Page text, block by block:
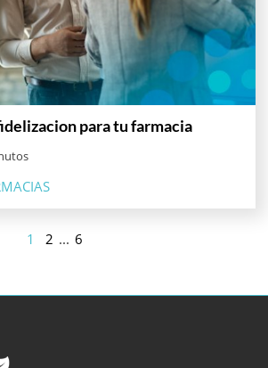
para tu farmacia
1 2 ... 6